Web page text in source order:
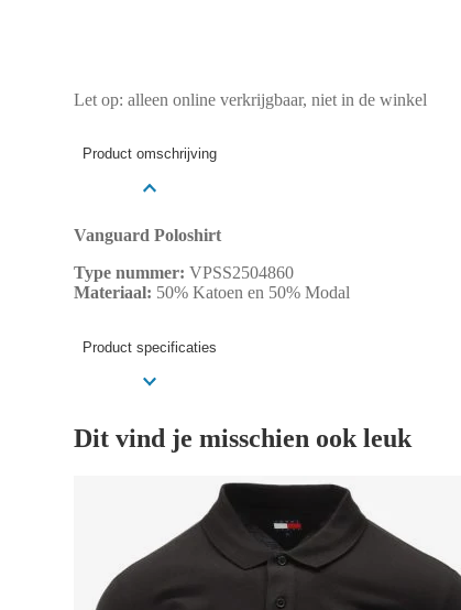
Let op: alleen online verkrijgbaar, niet in de winkel
Product omschrijving
Vanguard Poloshirt
Type nummer: VPSS2504860
Materiaal: 50% Katoen en 50% Modal
Product specificaties
Dit vind je misschien ook leuk